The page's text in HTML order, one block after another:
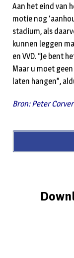
Aan het eind van
motie nog
stadium, als
kunnen leggen
en VVD. “Je bent
Maar u moet
laten hangen”,
Bron: Peter